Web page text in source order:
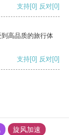
支持[0] 反对[0]
高品质的旅行体
支持[0] 反对[0]
旋风加速